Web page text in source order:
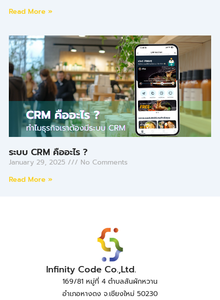
Read More »
ระบบ CRM คืออะไร ?
January 29, 2025
No Comments
Read More »
Infinity Code Co.,Ltd.
169/81 หมู่ที่ 4 ตำบลสันผักหวาน
อำเภอหางดง จ.เชียงใหม่ 50230